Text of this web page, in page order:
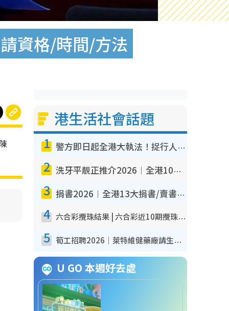
資格/時間/方法
港生活社會話題
1 警方即日起全港大執法！捉行人亂過馬路+司機不專注駕駛！亂過馬路罰$2000
2 洗牙平靚正推介2026︱全港10大牙科診所/醫院懶人包 夜診至8點/鎮靜潔牙/醫療券適用
3 捐書2026︱全港13大捐書/賣書地點懶人包 二手課本最高$150＋舊書換免費咖啡/戲票
4 六合彩攪珠結果 | 六合彩近10期攪珠結果出爐+ 近30期最旺熱門中獎號碼
5 筍工招聘2026｜萊特維健藥廠請生產操作員！月薪高達$1.7萬 冷氣廠房/五天工作/保證雙糧
U GO 本週好去處